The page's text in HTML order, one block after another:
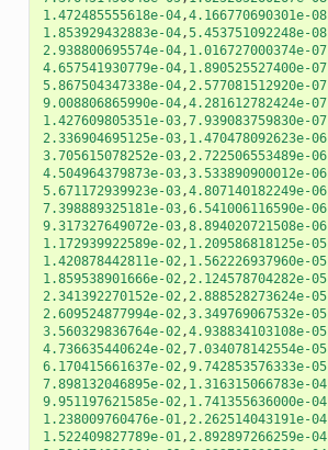
1.472485555618e-04,4.166770690301e-08
1.853929432883e-04,5.453751092248e-08
2.938800695574e-04, 1.016727000374e-07
4.657541930779e-04, 1.890525527400e-07
5.867504347338e-04,2.577081512920e-07
9.008806865990e-04,4.281612782424e-07
1.427609805351e-03,7.939083759830e-07
2.336904695125e-03, 1.470478092623e-06
3.705615078252e-03,2.722506553489e-06
4.504964379873e-03,3.533890900012e-06
5.671172939923e-03,4.807140182249e-06
7.398889325181e-03,6.541006116590e-06
9.317327649072e-03,8.894020721508e-06
1.172939922589e-02, 1.209586818125e-05
1.420878442811e-02, 1.562226937960e-05
1.859538901666e-02,2.124578704282e-05
2.341392270152e-02,2.888528273624e-05
2.609524877994e-02,3.349769067532e-05
3.560329836764e-02,4.938834103108e-05
4.736635440624e-02,7.034078142554e-05
6.170415661637e-02,9.742853576333e-05
7.898132046895e-02, 1.316315066783e-04
9.951197621585e-02, 1.741355636000e-04
1.238009760476e-01,2.262514043191e-04
1.522409827789e-01,2.892897266259e-04